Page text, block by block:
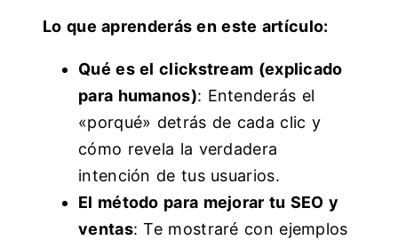
Lo que aprenderás en este artículo:
Qué es el clickstream (explicado
para humanos): Entenderás el
«porqué» detrás de cada clic y
cómo revela la verdadera
intención de tus usuarios.
El método para mejorar tu SEO y
ventas: Te mostraré con ejemplos